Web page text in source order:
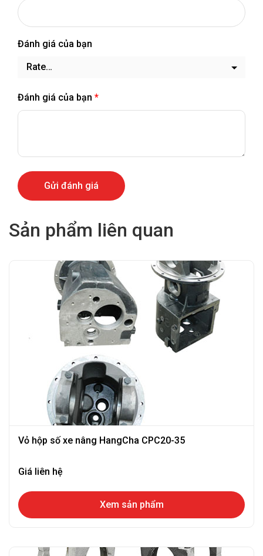
Đánh giá của bạn
Đánh giá của bạn *
Sản phẩm liên quan
Vỏ hộp số xe nâng HangCha CPC20-35
Giá liên hệ
Xem sản phẩm